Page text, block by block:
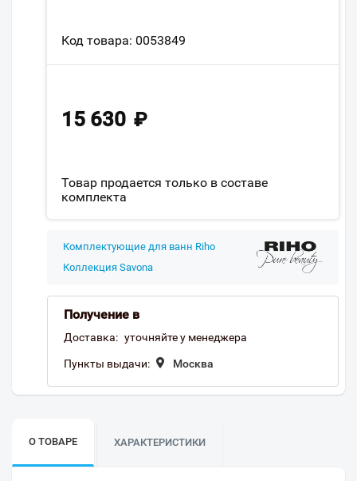
Код товара: 0053849
15 630 ₽
Товар продается только в составе
комплекта
Комплектующие для ванн Riho
Коллекция Savona
Получение в
Доставка: уточняйте у менеджера
Пункты выдачи: Москва
О ТОВАРЕ ХАРАКТЕРИСТИКИ